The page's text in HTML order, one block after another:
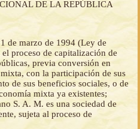
DE LA REPÚBLICA
de marzo de 1994 (Ley de
proceso de capitalización de
previa conversión en
con la participación de sus
de sus beneficios sociales, o de
mixta ya existentes;
S. A. M. es una sociedad de
sujeta al proceso de